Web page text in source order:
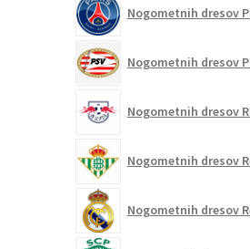
Nogometnih dresov
Nogometnih dresov
Nogometnih dresov
Nogometnih dresov
Nogometnih dresov